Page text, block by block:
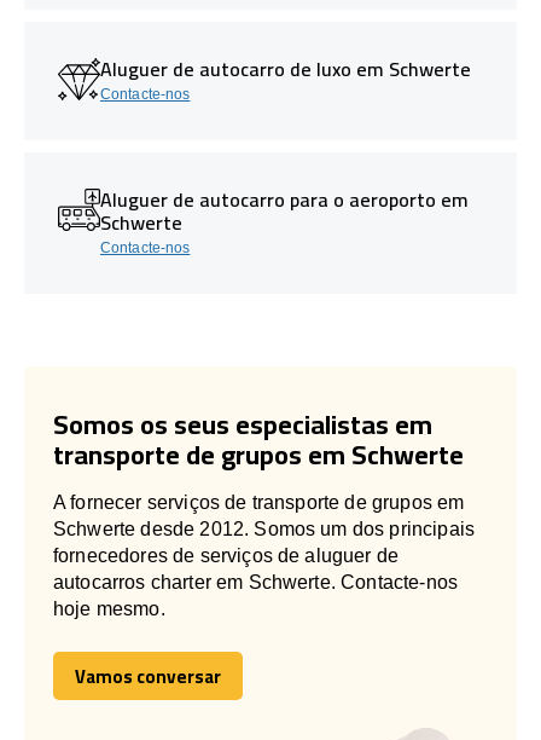
Aluguer de autocarro de luxo em Schwerte
Contacte-nos
Aluguer de autocarro para o aeroporto em
Schwerte
Contacte-nos
Somos os seus especialistas em
transporte de grupos em Schwerte
A fornecer serviços de transporte de grupos em
Schwerte desde 2012. Somos um dos principais
fornecedores de serviços de aluguer de
autocarros charter em Schwerte. Contacte-nos
hoje mesmo.
Vamos conversar
Vamos conversar